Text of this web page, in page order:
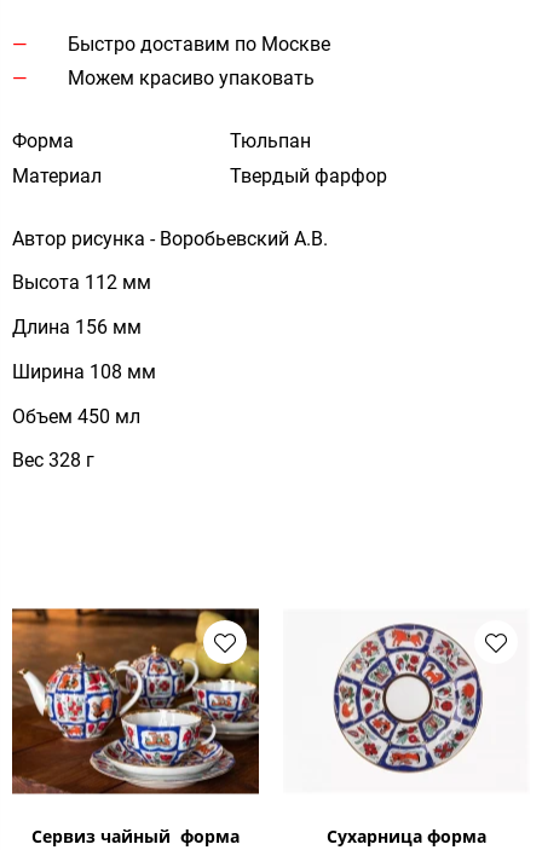
Быстро доставим по Москве
Можем красиво упаковать
Форма
Тюльпан
Материал
Твердый фарфор
Автор рисунка - Воробьевский А.В.
Высота 112 мм
Длина 156 мм
Ширина 108 мм
Объем 450 мл
Вес 328 г
Сервиз чайный форма
Сухарница форма